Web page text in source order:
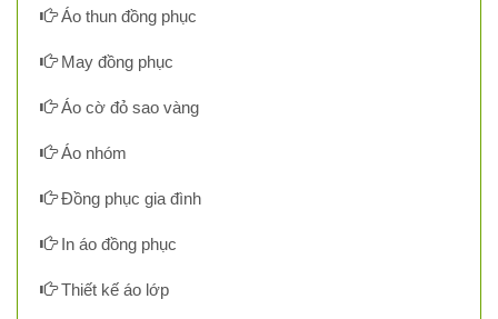
Áo thun đồng phục
May đồng phục
Áo cờ đỏ sao vàng
Áo nhóm
Đồng phục gia đình
In áo đồng phục
Thiết kế áo lớp